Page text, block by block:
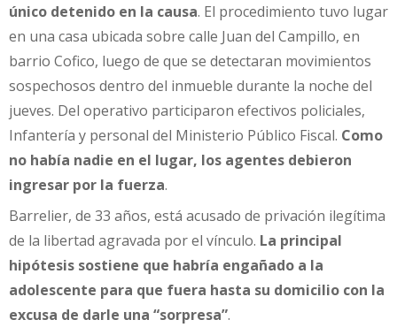
único detenido en la causa. El procedimiento tuvo lugar
en una casa ubicada sobre calle Juan del Campillo, en
barrio Cofico, luego de que se detectaran movimientos
sospechosos dentro del inmueble durante la noche del
jueves. Del operativo participaron efectivos policiales,
Infantería y personal del Ministerio Público Fiscal. Como
no había nadie en el lugar, los agentes debieron
ingresar por la fuerza.
Barrelier, de 33 años, está acusado de privación ilegítima
de la libertad agravada por el vínculo. La principal
hipótesis sostiene que habría engañado a la
adolescente para que fuera hasta su domicilio con la
excusa de darle una “sorpresa”.